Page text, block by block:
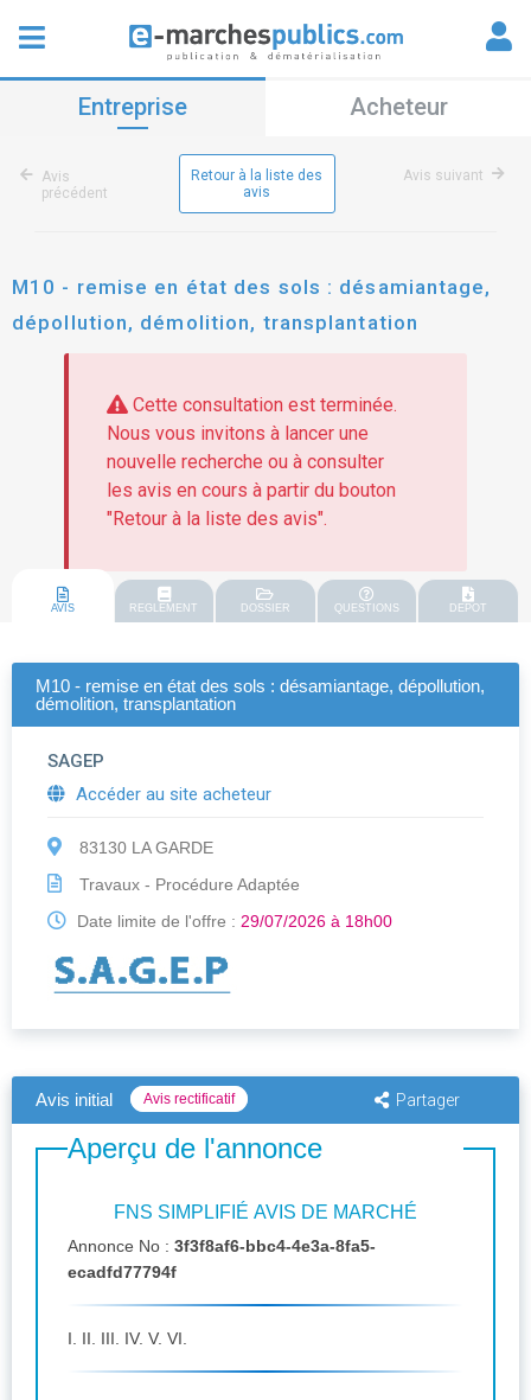
Entreprise Acheteur
Avis
précédent
Retour à la liste des
avis
Avis suivant
M10 - remise en état des sols : désamiantage,
dépollution, démolition, transplantation
Cette consultation est terminée.
Nous vous invitons à lancer une
nouvelle recherche ou à consulter
les avis en cours à partir du bouton
"Retour à la liste des avis".
AVIS REGLEMENT DOSSIER QUESTIONS DEPOT
M10 - remise en état des sols : désamiantage, dépollution,
démolition, transplantation
SAGEP
Accéder au site acheteur
83130 LA GARDE
Travaux - Procédure Adaptée
Date limite de l'offre : 29/07/2026 à 18h00
Avis initial Avis rectificatif Partager
Aperçu de l'annonce
FNS SIMPLIFIÉ AVIS DE MARCHÉ
Annonce No : 3f3f8af6-bbc4-4e3a-8fa5-
ecadfd77794f
I. II. III. IV. V. VI.